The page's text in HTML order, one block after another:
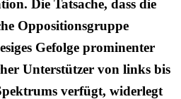
Die Tatsache, dass die
Oppositionsgruppe
Gefolge prominenter
Unterstützer von links bis
verfügt, widerlegt